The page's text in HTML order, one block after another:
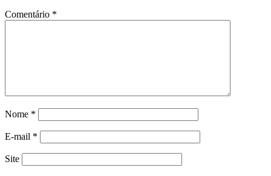
Comentário *
Nome *
E-mail *
Site